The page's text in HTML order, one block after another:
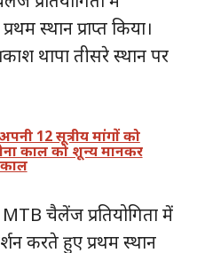
स्थान प्राप्त किया।
थापा तीसरे स्थान पर
अपनी 12 सूत्रीय मांगों को
काल को शून्य मानकर
MTB चैलेंज प्रतियोगिता में
करते हुए प्रथम स्थान